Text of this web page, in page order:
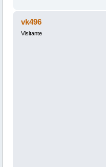
vk496
Visitante